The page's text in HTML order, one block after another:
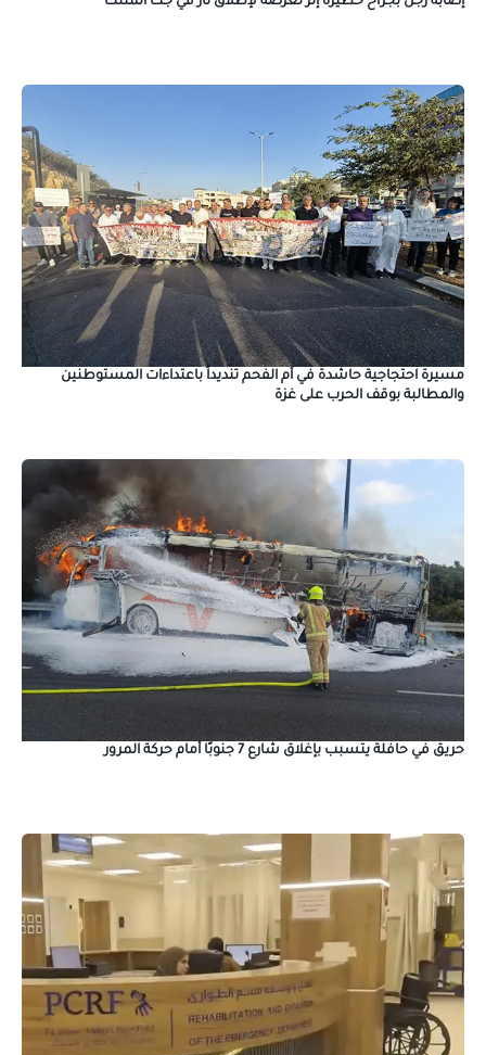
مسيرة احتجاجية حاشدة في أم الفحم تنديداً باعتداءات المستوطنين
والمطالبة بوقف الحرب على غزة
حريق في حافلة يتسبب بإغلاق شارع 7 جنوبًا أمام حركة المرور